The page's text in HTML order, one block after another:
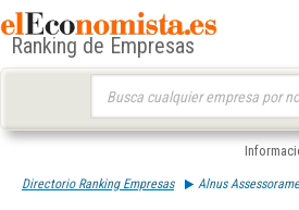
Ranking de Empresas
Directorio Ranking Empresas Alnus